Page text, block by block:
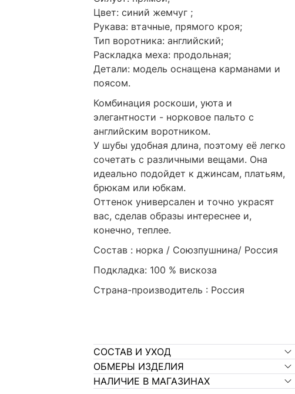
Цвет: синий жемчуг ;
Рукава: втачные, прямого кроя;
Тип воротника: английский;
Раскладка меха: продольная;
Детали: модель оснащена карманами и
поясом.
Комбинация роскоши, уюта и
элегантности - норковое пальто с
английским воротником.
У шубы удобная длина, поэтому её легко
сочетать с различными вещами. Она
идеально подойдет к джинсам, платьям,
брюкам или юбкам.
Оттенок универсален и точно украсят
вас, сделав образы интереснее и,
конечно, теплее.
Состав : норка / Союзпушнина/ Россия
Подкладка: 100 % вискоза
Страна-производитель : Россия
СОСТАВ И УХОД
ОБМЕРЫ ИЗДЕЛИЯ
НАЛИЧИЕ В МАГАЗИНАХ